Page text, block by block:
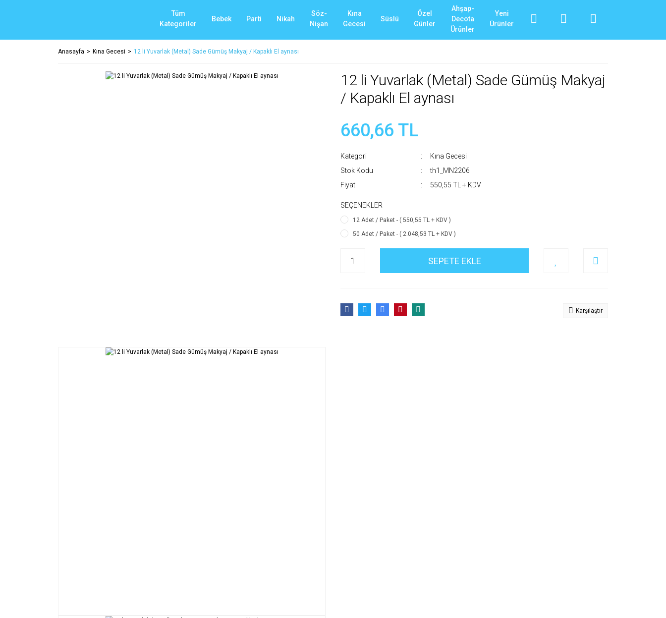
Tüm
Kategoriler
Bebek Parti Nikah
Söz-
Nişan
Kına
Gecesi
Süslü
Özel
Günler
Ahşap-
Decota
Ürünler
Yeni
Ürünler
Anasayfa Kına Gecesi 12 li Yuvarlak (Metal) Sade Gümüş Makyaj / Kapaklı El aynası
12 li Yuvarlak (Metal) Sade Gümüş Makyaj
/ Kapaklı El aynası
660,66 TL
Kategori
Kına Gecesi
Stok Kodu
th1_MN2206
Fiyat
550,55 TL + KDV
SEÇENEKLER
12 Adet / Paket - ( 550,55 TL + KDV )
50 Adet / Paket - ( 2.048,53 TL + KDV )
SEPETE EKLE
Karşılaştır